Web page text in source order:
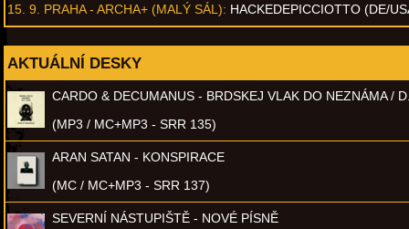
15. 9. PRAHA - ARCHA+ (MALÝ SÁL): HACKEDEPICCIOTTO (DE/
AKTUÁLNÍ DESKY
CARDO & DECUMANUS - BRDSKEJ VLAK DO NEZNÁMA /
(MP3 / MC+MP3 - SRR 135)
ARAN SATAN - KONSPIRACE
(MC / MC+MP3 - SRR 137)
SEVERNÍ NÁSTUPIŠTĚ - NOVÉ PÍSNĚ